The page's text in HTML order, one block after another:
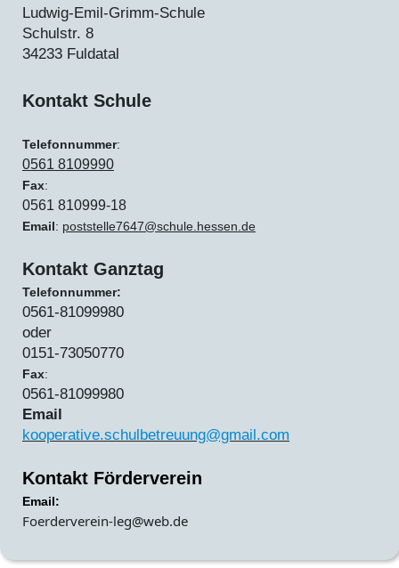
Ludwig-Emil-Grimm-Schule
Schulstr. 8
34233 Fuldatal
Kontakt Schule
Telefonnummer:
0561 8109990
Fax:
0561 810999-18
Email: poststelle7647@schule.hessen.de
Kontakt Ganztag
Telefonnummer:
0561-81099980
oder
0151-73050770
Fax:
0561-81099980
Email
kooperative.schulbetreuung@gmail.com
Kontakt Förderverein
Email:
Foerderverein-leg@web.de